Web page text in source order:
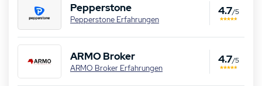
Pepperstone
Pepperstone Erfahrungen
4.7/5
ARMO Broker
ARMO Broker Erfahrungen
4.7/5